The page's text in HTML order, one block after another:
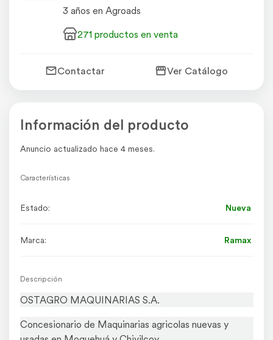
3 años en Agroads
271 productos en venta
Contactar Ver Catálogo
Información del producto
Anuncio actualizado hace 4 meses.
Características
Estado: Nueva
Marca: Ramax
Descripción
OSTAGRO MAQUINARIAS S.A.
Concesionario de Maquinarias agricolas nuevas y